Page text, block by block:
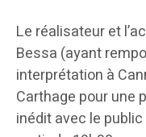
Le réalisateur et
Bessa (ayant
interprétation à
Carthage pour une
inédit avec le